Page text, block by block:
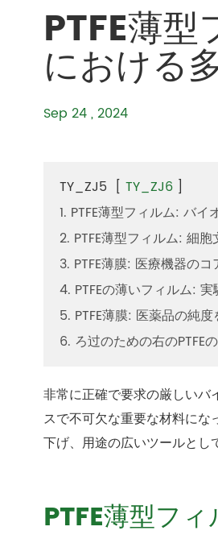
PTFE薄
における
Sep 24 , 2024
TY_ZJ5 [ TY_ZJ6 ]
1. PTFE薄型フィルム: バ
2. PTFE薄型フィルム: 細
3. PTFE薄膜: 医療機器の
4. PTFEの薄いフィルム:
5. PTFE薄膜: 医薬品の純
6. ろ过のための右のPTFE
非常に正確で要求の厳しいバ
スで不可欠な重要な材料にな
下げ、用途の広いツールとし
PTFE薄型フ